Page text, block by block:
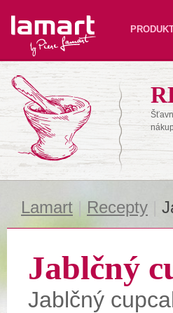
Lamart
Lamart Recepty
Jablčný
Jablčný